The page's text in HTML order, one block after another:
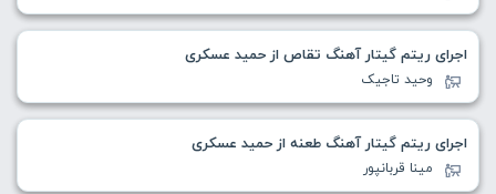
اجرای ریتم گیتار آهنگ تقاص از حمید عسکری
وحید تاجیک
اجرای ریتم گیتار آهنگ طعنه از حمید عسکری
مینا قربانپور